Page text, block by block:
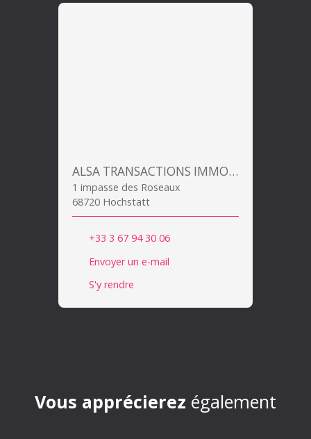
ALSA TRANSACTIONS IMMOBILIERES
1 impasse des Roseaux
68720 Hochstatt
+33 3 67 94 30 06
Envoyer un e-mail
S'y rendre
Vous apprécierez également